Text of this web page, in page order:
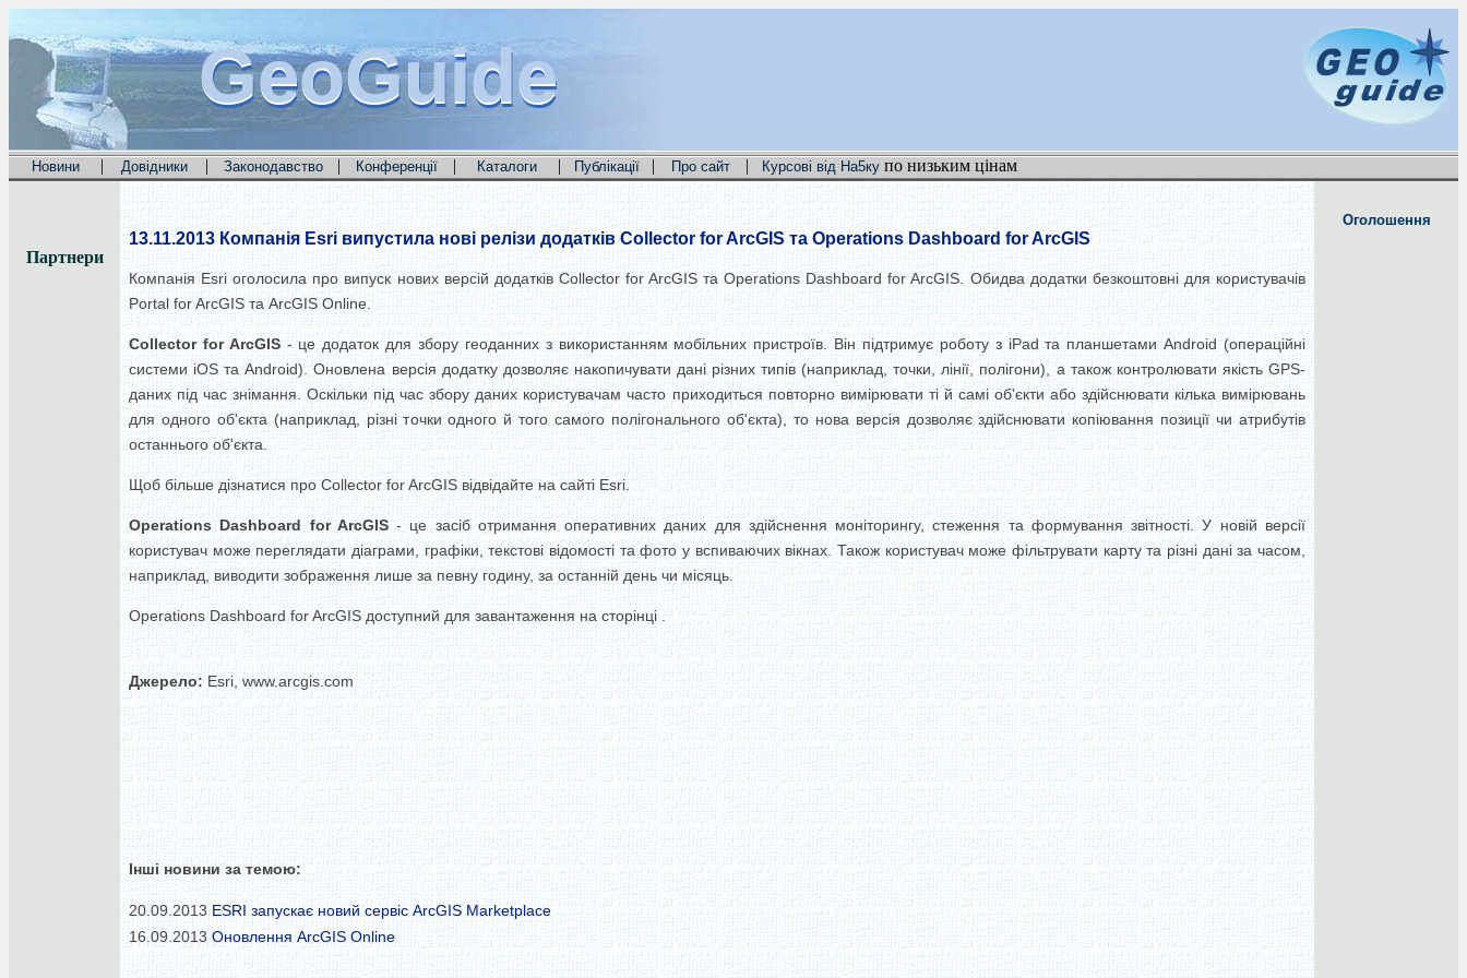
GeoGuide
GeoGuide
GeoGuide
Новини | Довідники | Законодавство | Конференції | Каталоги | Публікації | Про сайт | Курсові від На5ку по низьким цінам
Партнери
13.11.2013 Компанія Esri випустила нові релізи додатків Collector for ArcGIS та Operations Dashboard for ArcGIS
Компанія Esri оголосила про випуск нових версій додатків Collector for ArcGIS та Operations Dashboard for ArcGIS. Обидва додатки безкоштовні для користувачів
Portal for ArcGIS та ArcGIS Online.
Collector for ArcGIS - це додаток для збору геоданних з використанням мобільних пристроїв. Він підтримує роботу з iPad та планшетами Android (операційні
системи iOS та Android). Оновлена версія додатку дозволяє накопичувати дані різних типів (наприклад, точки, лінії, полігони), а також контролювати якість GPS-
даних під час знімання. Оскільки під час збору даних користувачам часто приходиться повторно вимірювати ті й самі об'єкти або здійснювати кілька вимірювань
для одного об'єкта (наприклад, різні точки одного й того самого полігонального об'єкта), то нова версія дозволяє здійснювати копіювання позиції чи атрибутів
останнього об'єкта.
Щоб більше дізнатися про Collector for ArcGIS відвідайте на сайті Esri.
Operations Dashboard for ArcGIS- це засіб отримання оперативних даних для здійснення моніторингу, стеження та формування звітності. У новій версії
користувач може переглядати діаграми, графіки, текстові відомості та фото у вспиваючих вікнах. Також користувач може фільтрувати карту та різні дані за часом,
наприклад, виводити зображення лише за певну годину, за останній день чи місяць.
Operations Dashboard for ArcGIS доступний для завантаження на сторінці .
Джерело: Esri, www.arcgis.com
Інші новини за темою:
20.09.2013 ESRI запускає новий сервіс ArcGIS Marketplace
16.09.2013 Оновлення ArcGIS Online
Оголошення